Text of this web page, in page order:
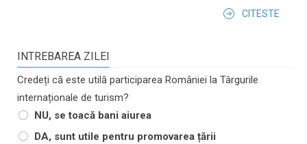
CITESTE
INTREBAREA ZILEI
Credeți că este utilă participarea României la Târgurile
internaționale de turism?
NU, se toacă bani aiurea
DA, sunt utile pentru promovarea țării